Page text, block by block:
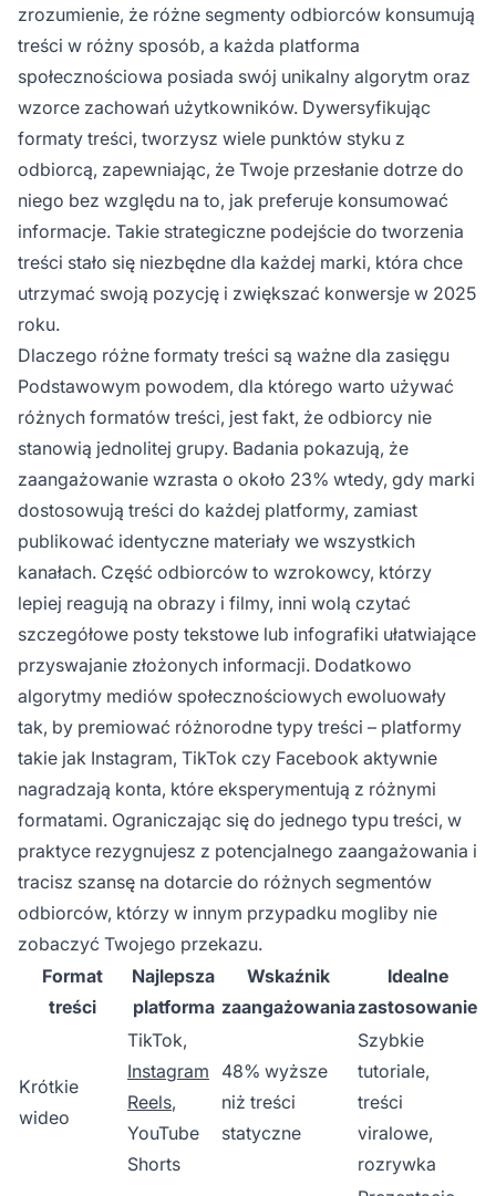
zrozumienie, że różne segmenty odbiorców konsumują
treści w różny sposób, a każda platforma
społecznościowa posiada swój unikalny algorytm oraz
wzorce zachowań użytkowników. Dywersyfikując
formaty treści, tworzysz wiele punktów styku z
odbiorcą, zapewniając, że Twoje przesłanie dotrze do
niego bez względu na to, jak preferuje konsumować
informacje. Takie strategiczne podejście do tworzenia
treści stało się niezbędne dla każdej marki, która chce
utrzymać swoją pozycję i zwiększać konwersje w 2025
roku.
Dlaczego różne formaty treści są ważne dla zasięgu
Podstawowym powodem, dla którego warto używać
różnych formatów treści, jest fakt, że odbiorcy nie
stanowią jednolitej grupy. Badania pokazują, że
zaangażowanie wzrasta o około 23% wtedy, gdy marki
dostosowują treści do każdej platformy, zamiast
publikować identyczne materiały we wszystkich
kanałach. Część odbiorców to wzrokowcy, którzy
lepiej reagują na obrazy i filmy, inni wolą czytać
szczegółowe posty tekstowe lub infografiki ułatwiające
przyswajanie złożonych informacji. Dodatkowo
algorytmy mediów społecznościowych ewoluowały
tak, by premiować różnorodne typy treści – platformy
takie jak Instagram, TikTok czy Facebook aktywnie
nagradzają konta, które eksperymentują z różnymi
formatami. Ograniczając się do jednego typu treści, w
praktyce rezygnujesz z potencjalnego zaangażowania i
tracisz szansę na dotarcie do różnych segmentów
odbiorców, którzy w innym przypadku mogliby nie
zobaczyć Twojego przekazu.
Format
treści
Najlepsza
platforma
Wskaźnik
zaangażowania
Idealne
zastosowanie
Krótkie
wideo
TikTok,
Instagram
Reels,
YouTube
Shorts
48% wyższe
niż treści
statyczne
Szybkie
tutoriale,
treści
viralowe,
rozrywka